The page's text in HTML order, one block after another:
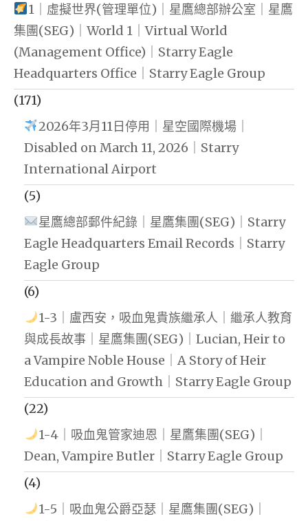
1｜虛擬世界(管理單位)｜星鷹總部辦公室｜星鷹
集團(SEG)｜World 1｜Virtual World
(Management Office)｜Starry Eagle
Headquarters Office｜Starry Eagle Group
(171)
2026年3月11日停用｜星空國際機場｜
Disabled on March 11, 2026｜Starry
International Airport
(5)
星鷹總部郵件紀錄｜星鷹集團(SEG)｜Starry
Eagle Headquarters Email Records｜Starry
Eagle Group
(6)
1-3｜盧西安，吸血鬼貴族繼承人｜繼承人教育
與成長故事｜星鷹集團(SEG)｜Lucian, Heir to
a Vampire Noble House｜A Story of Heir
Education and Growth｜Starry Eagle Group
(22)
1-4｜吸血鬼管家迪恩｜星鷹集團(SEG)｜
Dean, Vampire Butler｜Starry Eagle Group
(4)
1-5｜吸血鬼公爵亞瑟｜星鷹集團(SEG)｜